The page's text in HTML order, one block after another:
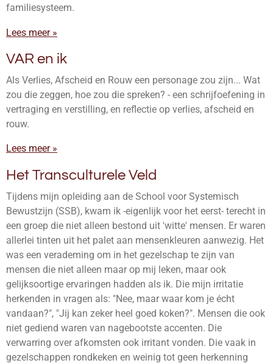
familiesysteem.
Lees meer »
VAR en ik
Als Verlies, Afscheid en Rouw een personage zou zijn... Wat
zou die zeggen, hoe zou die spreken? - een schrijfoefening in
vertraging en verstilling, en reflectie op verlies, afscheid en
rouw.
Lees meer »
Het Transculturele Veld
Tijdens mijn opleiding aan de School voor Systemisch
Bewustzijn (SSB), kwam ik -eigenlijk voor het eerst- terecht in
een groep die niet alleen bestond uit 'witte' mensen. Er waren
allerlei tinten uit het palet aan mensenkleuren aanwezig. Het
was een verademing om in het gezelschap te zijn van
mensen die niet alleen maar op mij leken, maar ook
gelijksoortige ervaringen hadden als ik. Die mijn irritatie
herkenden in vragen als: "Nee, maar waar kom je écht
vandaan?", "Jij kan zeker heel goed koken?". Mensen die ook
niet gediend waren van nagebootste accenten. Die
verwarring over afkomsten ook irritant vonden. Die vaak in
gezelschappen rondkeken en weinig tot geen herkenning